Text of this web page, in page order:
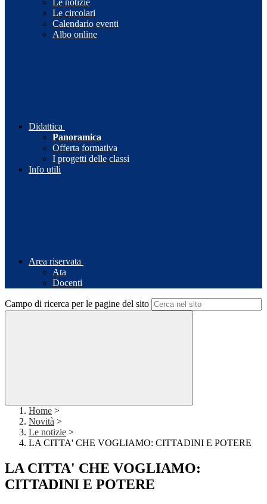
Le notizie
Le circolari
Calendario eventi
Albo online
Didattica
Panoramica
Offerta formativa
I progetti delle classi
Info utili
Area riservata
Ata
Docenti
Campo di ricerca per le pagine del sito
Home >
Novità >
Le notizie >
LA CITTA' CHE VOGLIAMO: CITTADINI E POTERE
LA CITTA' CHE VOGLIAMO:
CITTADINI E POTERE